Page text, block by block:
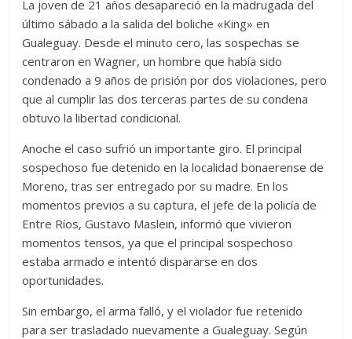
La joven de 21 años desapareció en la madrugada del
último sábado a la salida del boliche «King» en
Gualeguay. Desde el minuto cero, las sospechas se
centraron en Wagner, un hombre que había sido
condenado a 9 años de prisión por dos violaciones, pero
que al cumplir las dos terceras partes de su condena
obtuvo la libertad condicional.
Anoche el caso sufrió un importante giro. El principal
sospechoso fue detenido en la localidad bonaerense de
Moreno, tras ser entregado por su madre. En los
momentos previos a su captura, el jefe de la policía de
Entre Ríos, Gustavo Maslein, informó que vivieron
momentos tensos, ya que el principal sospechoso
estaba armado e intentó dispararse en dos
oportunidades.
Sin embargo, el arma falló, y el violador fue retenido
para ser trasladado nuevamente a Gualeguay. Según